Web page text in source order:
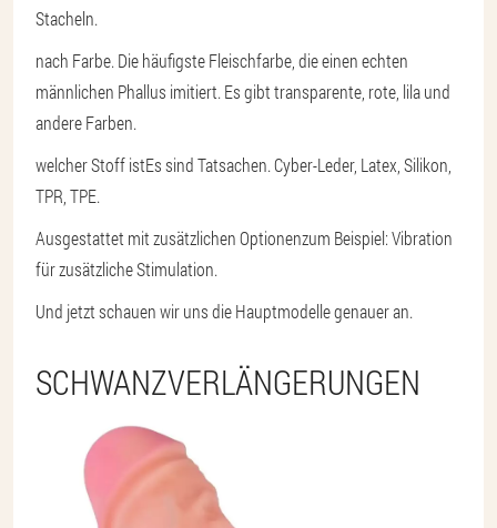
Stacheln.
nach Farbe. Die häufigste Fleischfarbe, die einen echten
männlichen Phallus imitiert. Es gibt transparente, rote, lila und
andere Farben.
welcher Stoff istEs sind Tatsachen. Cyber-Leder, Latex, Silikon,
TPR, TPE.
Ausgestattet mit zusätzlichen Optionenzum Beispiel: Vibration
für zusätzliche Stimulation.
Und jetzt schauen wir uns die Hauptmodelle genauer an.
SCHWANZVERLÄNGERUNGEN